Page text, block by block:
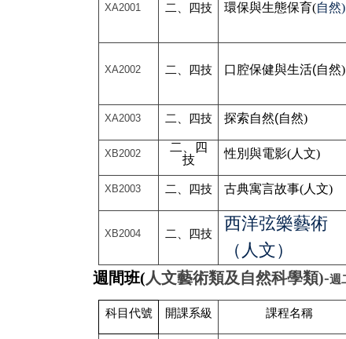
XA2001 二、四技 環保與生態保育(自然)
XA2002 二、四技 口腔保健與生活(自然)
XA2003 二、四技 探索自然(自然)
XB2002
二、四
技
性別與電影(人文)
XB2003 二、四技 古典寓言故事(人文)
XB2004 二、四技
西洋弦樂藝術
（人文）
週間班( 人文藝術類及自然科學類)-週
科目 代號 開課系級 課程名稱